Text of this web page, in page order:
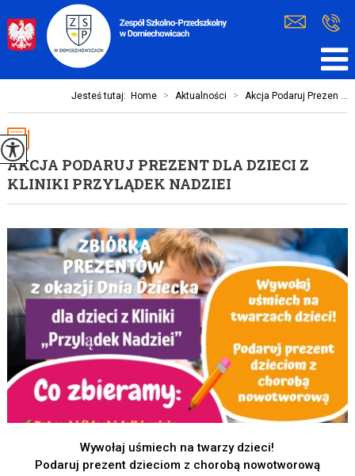
Jesteś tutaj: Home > Aktualności > Akcja Podaruj Prezen ...
AKCJA PODARUJ PREZENT DLA DZIECI Z
KLINIKI PRZYLĄDEK NADZIEI
Wywołaj uśmiech na twarzy dzieci!
Podaruj prezent dzieciom z chorobą nowotworową